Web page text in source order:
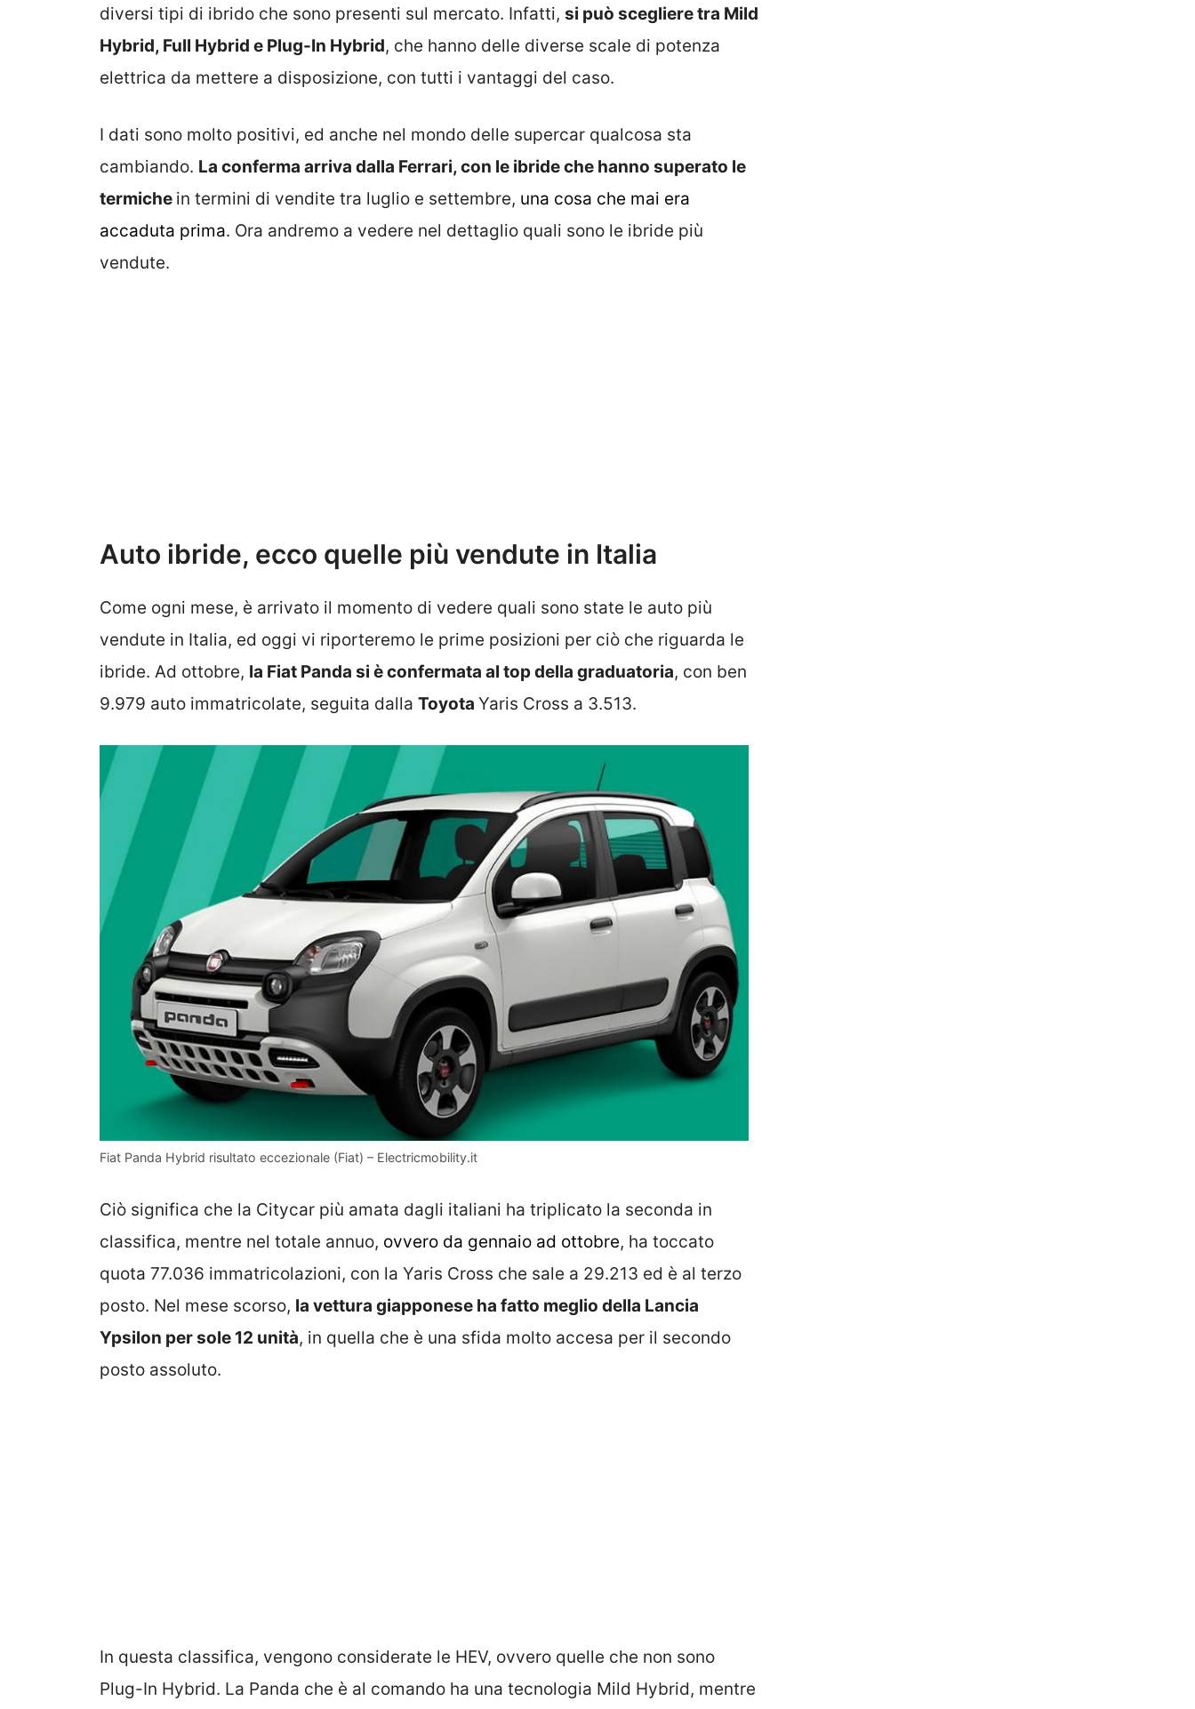
diversi tipi di ibrido che sono presenti sul mercato. Infatti, si può scegliere tra Mild
Hybrid, Full Hybrid e Plug-In Hybrid, che hanno delle diverse scale di potenza
elettrica da mettere a disposizione, con tutti i vantaggi del caso.
I dati sono molto positivi, ed anche nel mondo delle supercar qualcosa sta
cambiando. La conferma arriva dalla Ferrari, con le ibride che hanno superato le
termiche in termini di vendite tra luglio e settembre, una cosa che mai era
accaduta prima. Ora andremo a vedere nel dettaglio quali sono le ibride più
vendute.
Auto ibride, ecco quelle più vendute in Italia
Come ogni mese, è arrivato il momento di vedere quali sono state le auto più
vendute in Italia, ed oggi vi riporteremo le prime posizioni per ciò che riguarda le
ibride. Ad ottobre, la Fiat Panda si è confermata al top della graduatoria, con ben
9.979 auto immatricolate, seguita dalla Toyota Yaris Cross a 3.513.
Fiat Panda Hybrid risultato eccezionale (Fiat) – Electricmobility.it
Ciò significa che la Citycar più amata dagli italiani ha triplicato la seconda in
classifica, mentre nel totale annuo, ovvero da gennaio ad ottobre, ha toccato
quota 77.036 immatricolazioni, con la Yaris Cross che sale a 29.213 ed è al terzo
posto. Nel mese scorso, la vettura giapponese ha fatto meglio della Lancia
Ypsilon per sole 12 unità, in quella che è una sfida molto accesa per il secondo
posto assoluto.
In questa classifica, vengono considerate le HEV, ovvero quelle che non sono
Plug-In Hybrid. La Panda che è al comando ha una tecnologia Mild Hybrid, mentre